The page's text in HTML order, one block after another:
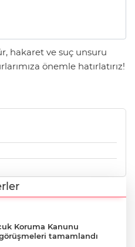
hakaret ve suç unsuru
önemle hatırlatırız!
Koruma Kanunu
tamamlandı